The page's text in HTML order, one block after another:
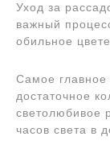
Уход за
важный
обильное
Самое главное
достаточное
светолюбивое
часов света в